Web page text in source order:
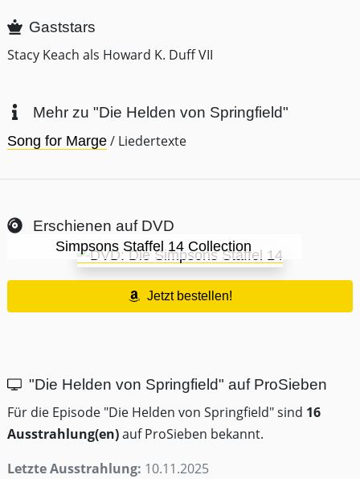
Gaststars
Stacy Keach als Howard K. Duff VII
Mehr zu "Die Helden von Springfield"
Song for Marge / Liedertexte
Erschienen auf DVD
Simpsons Staffel 14 Collection
Jetzt bestellen!
"Die Helden von Springfield" auf ProSieben
Für die Episode "Die Helden von Springfield" sind 16
Ausstrahlung(en)auf ProSieben bekannt.
Letzte Ausstrahlung: 10.11.2025